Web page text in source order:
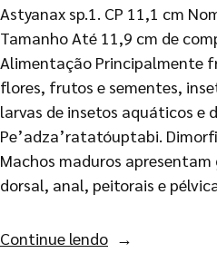
Astyanax sp.1. CP 11,1 cm
Tamanho Até 11,9 cm de
Alimentação Principalmente
flores, frutos e sementes,
larvas de insetos aquáticos e
Pe’adza’ratatóuptabi.
Machos maduros
dorsal, anal, peitorais e
Continue lendo